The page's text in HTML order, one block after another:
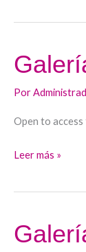
Por
Open to
Galería
de
imágenes
Leer más »
Galería
de